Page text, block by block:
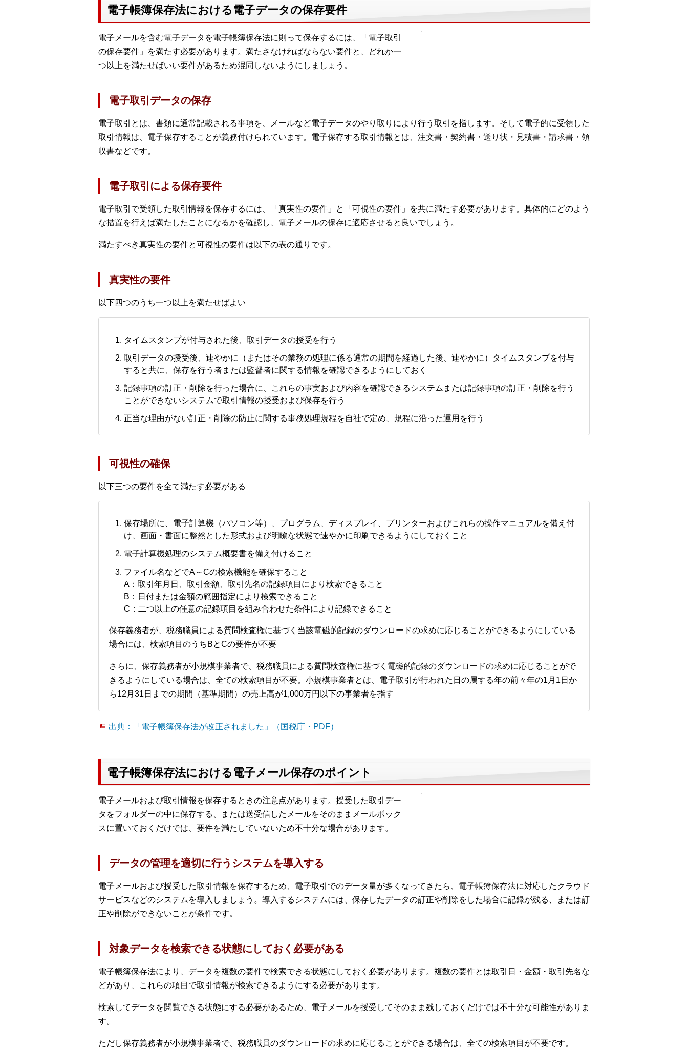
電子帳簿保存法における電子データの保存要件
電子メールを含む電子データを電子帳簿保存法に則って保存するには、「電子取引
の保存要件」を満たす必要があります。満たさなければならない要件と、どれか一
つ以上を満たせばいい要件があるため混同しないようにしましょう。
電子取引データの保存
電子取引とは、書類に通常記載される事項を、メールなど電子データのやり取りにより行う取引を指します。そして電子的に受領した
取引情報は、電子保存することが義務付けられています。電子保存する取引情報とは、注文書・契約書・送り状・見積書・請求書・領
収書などです。
電子取引による保存要件
電子取引で受領した取引情報を保存するには、「真実性の要件」と「可視性の要件」を共に満たす必要があります。具体的にどのよう
な措置を行えば満たしたことになるかを確認し、電子メールの保存に適応させると良いでしょう。
満たすべき真実性の要件と可視性の要件は以下の表の通りです。
真実性の要件
以下四つのうち一つ以上を満たせばよい
タイムスタンプが付与された後、取引データの授受を行う
取引データの授受後、速やかに（またはその業務の処理に係る通常の期間を経過した後、速やかに）タイムスタンプを付与
すると共に、保存を行う者または監督者に関する情報を確認できるようにしておく
記録事項の訂正・削除を行った場合に、これらの事実および内容を確認できるシステムまたは記録事項の訂正・削除を行う
ことができないシステムで取引情報の授受および保存を行う
正当な理由がない訂正・削除の防止に関する事務処理規程を自社で定め、規程に沿った運用を行う
可視性の確保
以下三つの要件を全て満たす必要がある
保存場所に、電子計算機（パソコン等）、プログラム、ディスプレイ、プリンターおよびこれらの操作マニュアルを備え付
け、画面・書面に整然とした形式および明瞭な状態で速やかに印刷できるようにしておくこと
電子計算機処理のシステム概要書を備え付けること
ファイル名などでA～Cの検索機能を確保すること
A：取引年月日、取引金額、取引先名の記録項目により検索できること
B：日付または金額の範囲指定により検索できること
C：二つ以上の任意の記録項目を組み合わせた条件により記録できること
保存義務者が、税務職員による質問検査権に基づく当該電磁的記録のダウンロードの求めに応じることができるようにしている
場合には、検索項目のうちBとCの要件が不要
さらに、保存義務者が小規模事業者で、税務職員による質問検査権に基づく電磁的記録のダウンロードの求めに応じることがで
きるようにしている場合は、全ての検索項目が不要。小規模事業者とは、電子取引が行われた日の属する年の前々年の1月1日か
ら12月31日までの期間（基準期間）の売上高が1,000万円以下の事業者を指す
出典：「電子帳簿保存法が改正されました」（国税庁・PDF）
電子帳簿保存法における電子メール保存のポイント
電子メールおよび取引情報を保存するときの注意点があります。授受した取引デー
タをフォルダーの中に保存する、または送受信したメールをそのままメールボック
スに置いておくだけでは、要件を満たしていないため不十分な場合があります。
データの管理を適切に行うシステムを導入する
電子メールおよび授受した取引情報を保存するため、電子取引でのデータ量が多くなってきたら、電子帳簿保存法に対応したクラウド
サービスなどのシステムを導入しましょう。導入するシステムには、保存したデータの訂正や削除をした場合に記録が残る、または訂
正や削除ができないことが条件です。
対象データを検索できる状態にしておく必要がある
電子帳簿保存法により、データを複数の要件で検索できる状態にしておく必要があります。複数の要件とは取引日・金額・取引先名な
どがあり、これらの項目で取引情報が検索できるようにする必要があります。
検索してデータを閲覧できる状態にする必要があるため、電子メールを授受してそのまま残しておくだけでは不十分な可能性がありま
す。
ただし保存義務者が小規模事業者で、税務職員のダウンロードの求めに応じることができる場合は、全ての検索項目が不要です。